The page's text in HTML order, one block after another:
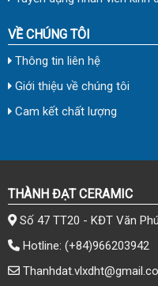
VỀ CHÚNG TÔI
Thông tin liên hệ
Giới thiệu về chúng tôi
Cam kết chất lượng
THÀNH ĐẠT CERAMIC
Số 47 TT20 - KĐT Văn
Hotline: (+84)966203942